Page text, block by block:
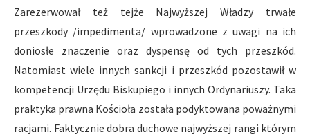
Zarezerwował też tejże Najwyższej Władzy trwałe
przeszkody /impedimenta/ wprowadzone z uwagi na ich
doniosłe znaczenie oraz dyspensę od tych przeszkód.
Natomiast wiele innych sankcji i przeszkód pozostawił w
kompetencji Urzędu Biskupiego i innych Ordynariuszy. Taka
praktyka prawna Kościoła została podyktowana poważnymi
racjami. Faktycznie dobra duchowe najwyższej rangi którym